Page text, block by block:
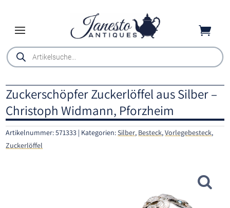

Products
search
Zuckerschöpfer Zuckerlöffel aus Silber –
Christoph Widmann, Pforzheim
Artikelnummer:571333 Kategorien:Silber, Besteck,Vorlegebesteck,
Zuckerlöffel